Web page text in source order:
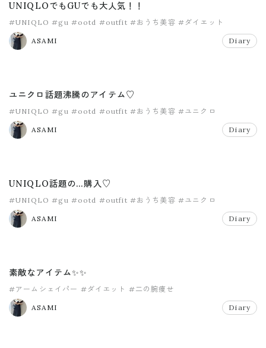
UNIQLOでもGUでも大人気！！
#UNIQLO #gu #ootd #outfit #おうち美容 #ダイエット
ASAMI Diary
ユニクロ話題沸騰のアイテム♡
#UNIQLO #gu #ootd #outfit #おうち美容 #ユニクロ
ASAMI Diary
UNIQLO話題の…購入♡
#UNIQLO #gu #ootd #outfit #おうち美容 #ユニクロ
ASAMI Diary
素敵なアイテム✨✨
#アームシェイパー #ダイエット #二の腕痩せ
ASAMI Diary